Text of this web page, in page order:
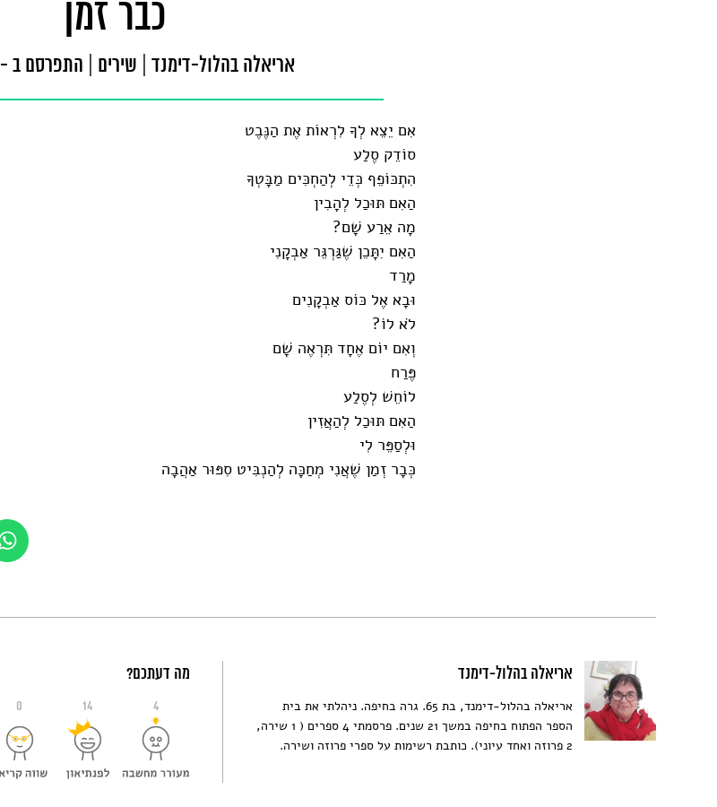
כבר זמן
אריאלה בהלול-דימנד שירים התפרסם ב - 07.02.21
אִם יֵצֵא לְךָ לִרְאוֹת אֶת הַנֶּבֶט
סוֹדֵק סֶלַע
הִתְכּוֹפֵף כְּדֵי לְהַחְכִּים מַבָּטְךָ
הַאִם תּוּכַל לְהָבִין
מָה אֵרַע שָׁם?
הַאִם יִתָּכֵן שֶׁגַּרְגֵּר אַבְקָנִי
מָרַד
וּבָא אֶל כּוֹס אַבְקָנִים
לֹא לוֹ?
וְאִם יוֹם אֶחָד תִּרְאֶה שָׁם
פֶּרַח
לוֹחֵשׁ לְסֶלַע
הַאִם תּוּכַל לְהַאֲזִין
וּלְסַפֵּר לִי
כְּבָר זְמַן שֶׁאֲנִי מְחַכָּה לְהַנְבִּיט סִפּוּר אַהֲבָה
אריאלה בהלול-דימנד
אריאלה בהלול-דימנד, בת 65. גרה בחיפה. ניהלתי את בית
הספר הפתוח בחיפה במשך 21 שנים. פרסמתי 4 ספרים ( 1 שירה,
2 פרוזה ואחד עיוני). כותבת רשימות על ספרי פרוזה ושירה.
מה דעתכם?
0 14 4